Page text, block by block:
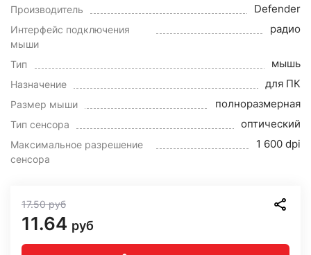
Производитель Defender
Интерфейс подключения
мыши
радио
Тип мышь
Назначение для ПК
Размер мыши полноразмерная
Тип сенсора оптический
Максимальное разрешение
сенсора
1 600 dpi
17.50руб
11.64 руб